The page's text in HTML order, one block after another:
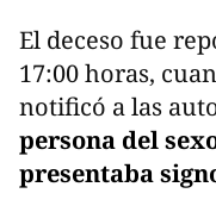
El deceso fue
17:00 horas,
notificó a las
persona del
presentaba